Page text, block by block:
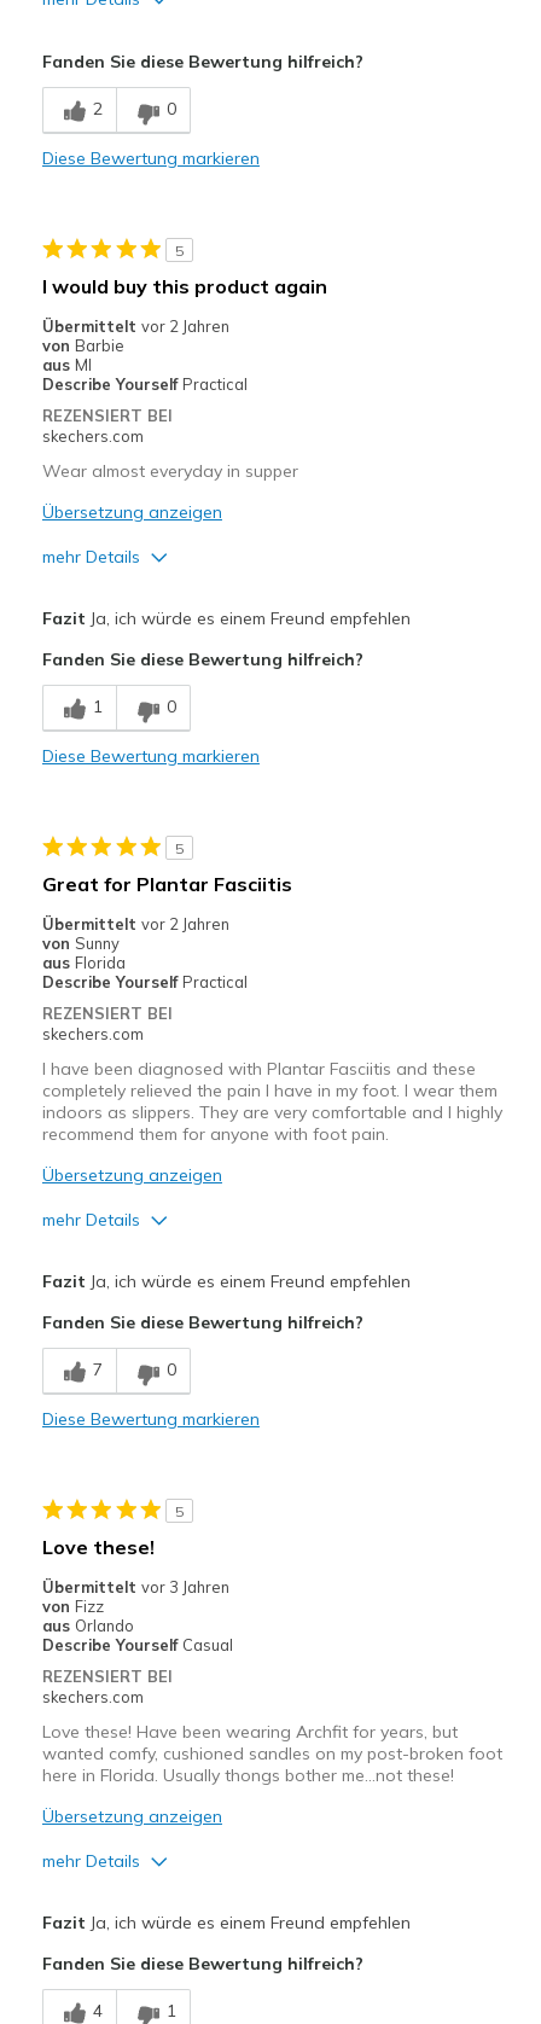
Comfortable
Durable
Casual Wear
Sizing
View On Shoes
Fanden Sie diese Bewertung hilfreich?
2 0
Diese Bewertung markieren
5
I would buy this product again
Übermittelt vor 2 Jahren
von Barbie
aus MI
Describe Yourself Practical
REZENSIERT BEI
skechers.com
Wear almost everyday in supper
Übersetzung anzeigen
mehr Details
Breathe Well
Comfortable
Casual Wear
Width
Sizing
Feels true to size
View On Shoes
Fazit Ja, ich würde es einem Freund empfehlen
Fanden Sie diese Bewertung hilfreich?
1 0
Diese Bewertung markieren
5
Great for Plantar Fasciitis
Übermittelt vor 2 Jahren
von Sunny
aus Florida
Describe Yourself Practical
REZENSIERT BEI
skechers.com
I have been diagnosed with Plantar Fasciitis and these
completely relieved the pain I have in my foot. I wear them
indoors as slippers. They are very comfortable and I highly
recommend them for anyone with foot pain.
Übersetzung anzeigen
mehr Details
Comfortable
Durable
Casual Wear
Travel
Width
Sizing
View On Shoes
Shoes are for Wearing
Fazit Ja, ich würde es einem Freund empfehlen
Fanden Sie diese Bewertung hilfreich?
7 0
Diese Bewertung markieren
5
Love these!
Übermittelt vor 3 Jahren
von Fizz
aus Orlando
Describe Yourself Casual
REZENSIERT BEI
skechers.com
Love these! Have been wearing Archfit for years, but
wanted comfy, cushioned sandles on my post-broken foot
here in Florida. Usually thongs bother me...not these!
Übersetzung anzeigen
mehr Details
Stylish
Fazit Ja, ich würde es einem Freund empfehlen
Fanden Sie diese Bewertung hilfreich?
4 1